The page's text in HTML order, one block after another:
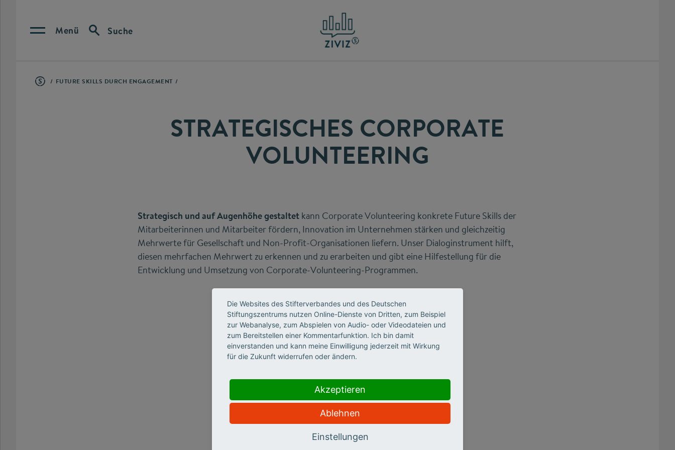
Menü Suche
FUTURE SKILLS DURCH ENGAGEMENT
STRATEGISCHES CORPORATE
VOLUNTEERING
Strategisch und auf Augenhöhe gestaltet kann Corporate Volunteering konkrete Future Skills der
Mitarbeiterinnen und Mitarbeiter fördern, Innovation im Unternehmen stärken und gleichzeitig
Mehrwerte für Gesellschaft und Non-Profit-Organisationen liefern. Unser Dialoginstrument hilft,
diesen mehrfachen Mehrwert zu erkennen und zu erarbeiten und gibt eine Hilfestellung für die
Entwicklung und Umsetzung von Corporate-Volunteering-Programmen.
Die Websites des Stifterverbandes und des Deutschen
Stiftungszentrums nutzen Online-Dienste von Dritten, zum Beispiel
zur Webanalyse, zum Abspielen von Audio- oder Videodateien und
zum Bereitstellen einer Kommentarfunktion. Ich bin damit
einverstanden und kann meine Einwilligung jederzeit mit Wirkung
für die Zukunft widerrufen oder ändern.
Akzeptieren
Ablehnen
Einstellungen